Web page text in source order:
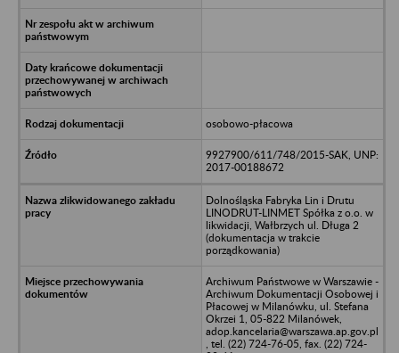
osobowo-płacowa
9927900/611/748/2015-SAK, UNP:
2017-00188672
Dolnośląska Fabryka Lin i Drutu
LINODRUT-LINMET Spółka z o.o. w
likwidacji, Wałbrzych ul. Długa 2
(dokumentacja w trakcie
porządkowania)
Archiwum Państwowe w Warszawie -
Archiwum Dokumentacji Osobowej i
Płacowej w Milanówku, ul. Stefana
Okrzei 1, 05-822 Milanówek,
adop.kancelaria@warszawa.ap.gov.pl
, tel. (22) 724-76-05, fax. (22) 724-